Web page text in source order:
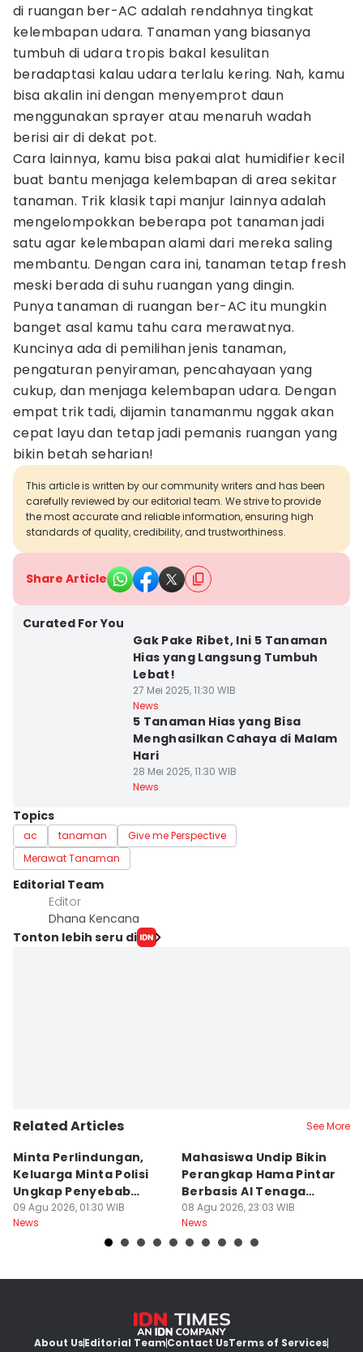
di ruangan ber-AC adalah rendahnya tingkat
kelembapan udara. Tanaman yang biasanya
tumbuh di udara tropis bakal kesulitan
beradaptasi kalau udara terlalu kering. Nah, kamu
bisa akalin ini dengan menyemprot daun
menggunakan sprayer atau menaruh wadah
berisi air di dekat pot.
Cara lainnya, kamu bisa pakai alat humidifier kecil
buat bantu menjaga kelembapan di area sekitar
tanaman. Trik klasik tapi manjur lainnya adalah
mengelompokkan beberapa pot tanaman jadi
satu agar kelembapan alami dari mereka saling
membantu. Dengan cara ini, tanaman tetap fresh
meski berada di suhu ruangan yang dingin.
Punya tanaman di ruangan ber-AC itu mungkin
banget asal kamu tahu cara merawatnya.
Kuncinya ada di pemilihan jenis tanaman,
pengaturan penyiraman, pencahayaan yang
cukup, dan menjaga kelembapan udara. Dengan
empat trik tadi, dijamin tanamanmu nggak akan
cepat layu dan tetap jadi pemanis ruangan yang
bikin betah seharian!
This article is written by our community writers and has been
carefully reviewed by our editorial team. We strive to provide
the most accurate and reliable information, ensuring high
standards of quality, credibility, and trustworthiness.
Share Article
Curated For You
Gak Pake Ribet, Ini 5 Tanaman
Hias yang Langsung Tumbuh
Lebat!
27 Mei 2025, 11:30 WIB
News
5 Tanaman Hias yang Bisa
Menghasilkan Cahaya di Malam
Hari
28 Mei 2025, 11:30 WIB
News
Topics
ac tanaman
Give me Perspective
Merawat Tanaman
Editorial Team
Editor
Dhana Kencana
Tonton lebih seru di
Related Articles See More
Minta Perlindungan,
Keluarga Minta Polisi
Ungkap Penyebab
Kematian Sutrimo
09 Agu 2026, 01:30 WIB
News
Mahasiswa Undip Bikin
Perangkap Hama Pintar
Berbasis AI Tenaga
Surya
08 Agu 2026, 23:03 WIB
News
About UsEditorial TeamContact UsTerms of Services